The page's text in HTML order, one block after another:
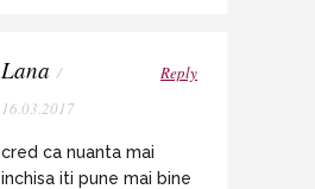
Lana /
16.03.2017
Reply
cred ca nuanta mai
inchisa iti pune mai bine